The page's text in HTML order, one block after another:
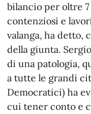
bilancio per oltre
contenziosi e
valanga, ha detto,
della giunta.
di una patologia,
a tutte le grandi
Democratici) ha
cui tener conto e